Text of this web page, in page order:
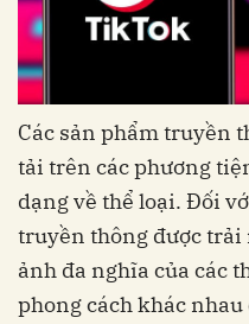
Các sản phẩm truyền
tải trên các phương
dạng về thể loại. Đối
truyền thông được
ảnh đa nghĩa của các
phong cách khác